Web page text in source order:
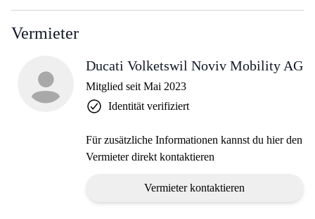
Vermieter
Ducati Volketswil Noviv Mobility AG
Mitglied seit Mai 2023
Identität verifiziert
Für zusätzliche Informationen kannst du hier den
Vermieter direkt kontaktieren
Vermieter kontaktieren